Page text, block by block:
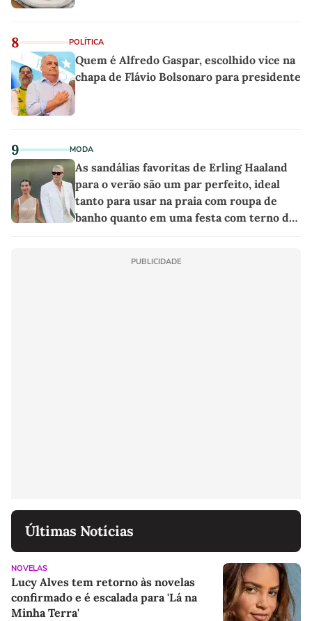
8 POLÍTICA
Quem é Alfredo Gaspar, escolhido vice na
chapa de Flávio Bolsonaro para presidente
9 MODA
As sandálias favoritas de Erling Haaland
para o verão são um par perfeito, ideal
tanto para usar na praia com roupa de
banho quanto em uma festa com terno de
PUBLICIDADE
Últimas Notícias
NOVELAS
Lucy Alves tem retorno às novelas
confirmado e é escalada para 'Lá na
Minha Terra'